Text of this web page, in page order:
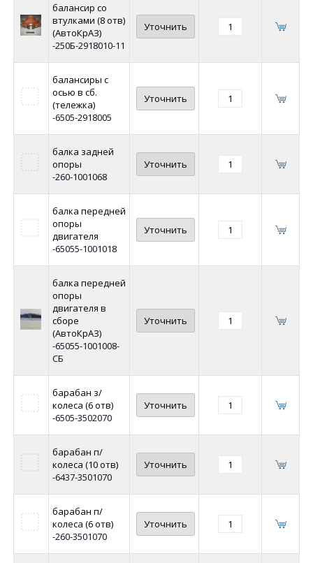
балансир со
втулками (8 отв)
(АвтоКрАЗ)
-250Б-2918010-11
Уточнить
балансиры с
осью в сб.
(тележка)
-6505-2918005
Уточнить
балка задней
опоры
-260-1001068
Уточнить
балка передней
опоры
двигателя
-65055-1001018
Уточнить
балка передней
опоры
двигателя в
сборе
(АвтоКрАЗ)
-65055-1001008-
СБ
Уточнить
барабан з/
колеса (6 отв)
-6505-3502070
Уточнить
барабан п/
колеса (10 отв)
-6437-3501070
Уточнить
барабан п/
колеса (6 отв)
-260-3501070
Уточнить